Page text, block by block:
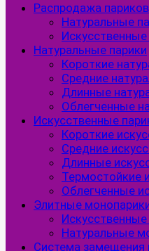
Распродажа париков
Натуральные
Искусственные
Натуральные парики
Короткие
Средние
Длинные
Облегченные
Искусственные
Короткие
Средние
Длинные
Термостойкие
Облегченные
Элитные
Натуральные
Система замещения